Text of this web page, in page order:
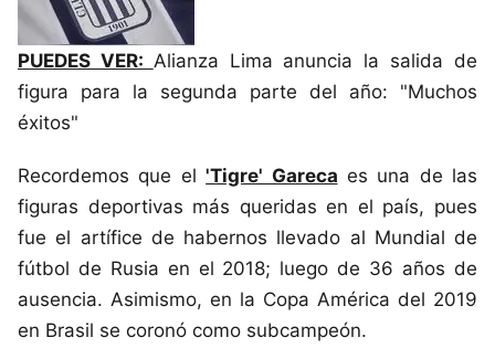
PUEDES VER: Alianza Lima anuncia la salida de
figura para la segunda parte del año: "Muchos
éxitos"
Recordemos que el'Tigre' Gareca es una de las
figuras deportivas más queridas en el país, pues
fue el artífice de habernos llevado al Mundial de
fútbol de Rusia en el 2018; luego de 36 años de
ausencia. Asimismo, en la Copa América del 2019
en Brasil se coronó como subcampeón.